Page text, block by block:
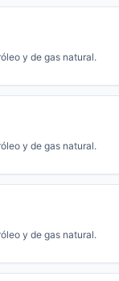
y de gas natural.
y de gas natural.
y de gas natural.